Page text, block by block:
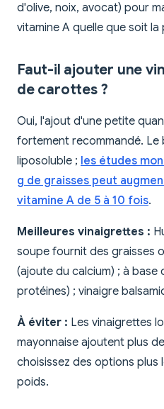
d'olive, noix, avocat) pour
vitamine A quelle que soit
Faut-il ajouter une
de carottes ?
Oui, l'ajout d'une petite
fortement recommandé.
liposoluble ; les études
g de graisses peut
vitamine A de 5 à 10 fois.
Meilleures vinaigrettes :
soupe fournit des graisses
(ajoute du calcium) ; à
protéines) ; vinaigre
À éviter : Les vinaigrettes
mayonnaise ajoutent plus
choisissez des options plus
poids.